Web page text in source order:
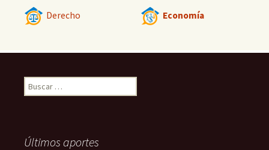
Derecho Economía
Buscar:
Últimos aportes